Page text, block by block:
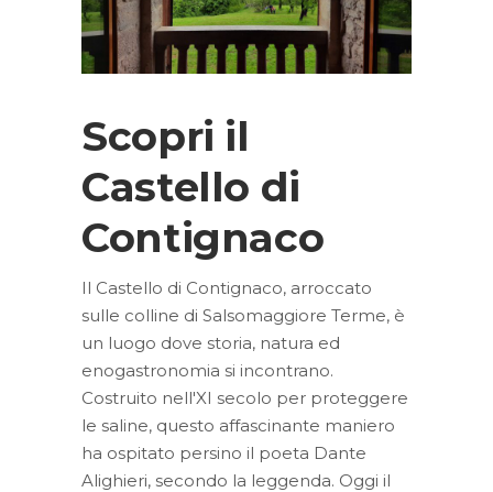
Scopri il
Castello di
Contignaco
Il Castello di Contignaco, arroccato
sulle colline di Salsomaggiore Terme, è
un luogo dove storia, natura ed
enogastronomia si incontrano.
Costruito nell'XI secolo per proteggere
le saline, questo affascinante maniero
ha ospitato persino il poeta Dante
Alighieri, secondo la leggenda. Oggi il